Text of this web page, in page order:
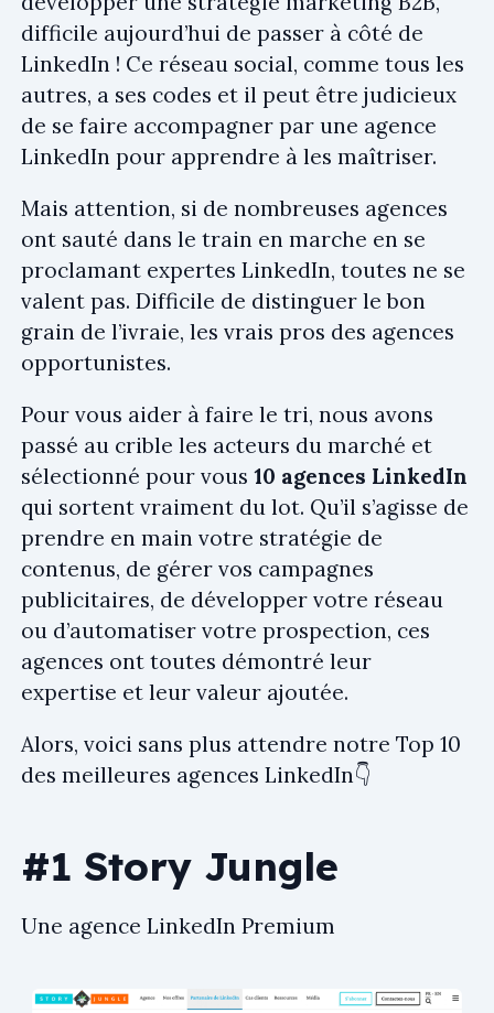
difficile aujourd’hui de passer à côté de
LinkedIn ! Ce réseau social, comme tous les
autres, a ses codes et il peut être judicieux
de se faire accompagner par une agence
LinkedIn pour apprendre à les maîtriser.
Mais attention, si de nombreuses agences
ont sauté dans le train en marche en se
proclamant expertes LinkedIn, toutes ne se
valent pas. Difficile de distinguer le bon
grain de l’ivraie, les vrais pros des agences
opportunistes.
Pour vous aider à faire le tri, nous avons
passé au crible les acteurs du marché et
sélectionné pour vous 10 agences LinkedIn
qui sortent vraiment du lot. Qu’il s’agisse de
prendre en main votre stratégie de
contenus, de gérer vos campagnes
publicitaires, de développer votre réseau
ou d’automatiser votre prospection, ces
agences ont toutes démontré leur
expertise et leur valeur ajoutée.
Alors, voici sans plus attendre notre Top 10
des meilleures agences LinkedIn👇
#1 Story Jungle
Une agence LinkedIn Premium